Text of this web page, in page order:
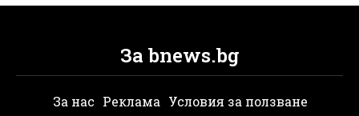
За bnews.bg
За нас Реклама Условия за ползване